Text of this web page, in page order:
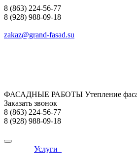
8 (863) 224-56-77
8 (928) 988-09-18
zakaz@grand-fasad.su
ФАСАДНЫЕ РАБОТЫ Утепление
Заказать звонок
8 (863) 224-56-77
8 (928) 988-09-18
Услуги